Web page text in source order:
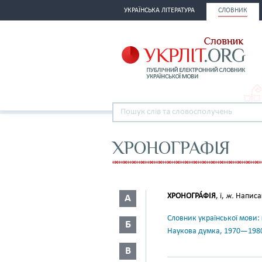
УКРАЇНСЬКА ЛІТЕРАТУРА СЛОВНИК
ХРОНОГРАФІЯ
А
Б
В
ХРОНОГРА́ФІЯ, ї, ж.
Словник української
Наукова думка,